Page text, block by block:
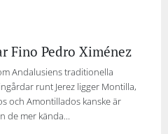
Fino Pedro Ximénez
Andalusiens traditionella
runt Jerez ligger Montilla,
och Amontillados kanske är
de mer kända...